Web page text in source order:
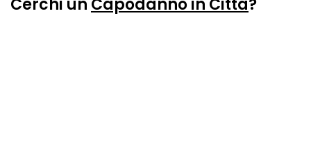
Cerchi un Capodanno in Città?